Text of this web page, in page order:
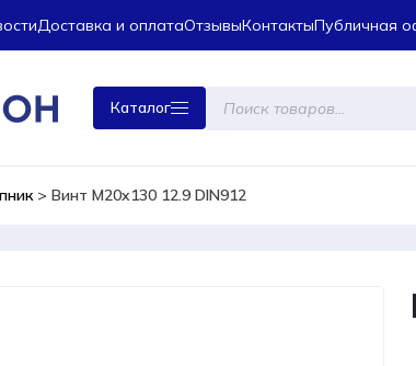
Доставка и оплатаОтзывыКонтактыПубличная
Каталог
Поиск
товаров
> Винт M20x130 12.9 DIN912